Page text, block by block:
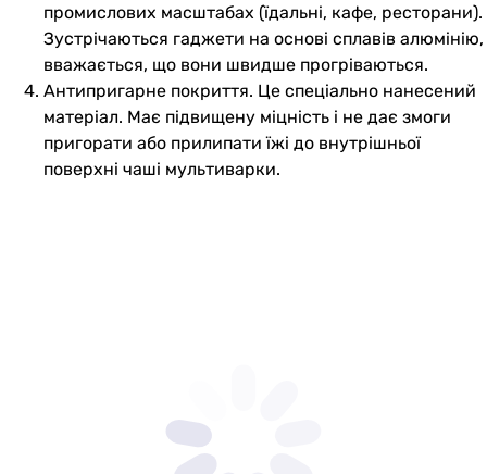
промислових масштабах (їдальні, кафе, ресторани).
Зустрічаються гаджети на основі сплавів алюмінію,
вважається, що вони швидше прогріваються.
Антипригарне покриття. Це спеціально нанесений
матеріал. Має підвищену міцність і не дає змоги
пригорати або прилипати їжі до внутрішньої
поверхні чаші мультиварки.